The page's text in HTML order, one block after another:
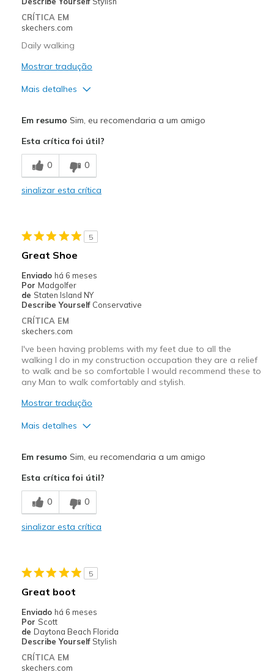
CRÍTICA EM
skechers.com
Daily walking
Mostrar tradução
Mais detalhes
Breathe Well
Comfortable
Contras
Width
Sizing
Feels true to size
View On Shoes
Em resumo Sim, eu recomendaria a um amigo
Esta crítica foi útil?
0 0
sinalizar esta crítica
5
Great Shoe
Enviado há 6 meses
Por Madgolfer
de Staten Island NY
Describe Yourself Conservative
CRÍTICA EM
skechers.com
I've been having problems with my feet due to all the
walking I do in my construction occupation they are a relief
to walk and be so comfortable I would recommend these to
any Man to walk comfortably and stylish.
Mostrar tradução
Mais detalhes
Breathe Well
Comfortable
Casual Wear
Working
Width
Sizing
Em resumo Sim, eu recomendaria a um amigo
Esta crítica foi útil?
0 0
sinalizar esta crítica
5
Great boot
Enviado há 6 meses
Por Scott
de Daytona Beach Florida
Describe Yourself Stylish
CRÍTICA EM
skechers.com